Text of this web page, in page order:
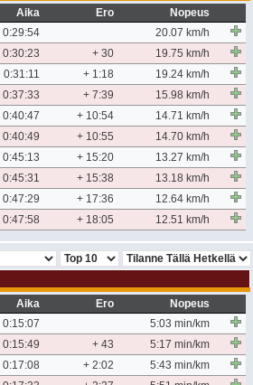
Aika Ero
Nopeus
0:29:54
20.07 km/h
0:30:23 + 30
19.75 km/h
0:31:11 + 1:18
19.24 km/h
0:37:33 + 7:39
15.98 km/h
0:40:47 + 10:54
14.71 km/h
0:40:49 + 10:55
14.70 km/h
0:45:13 + 15:20
13.27 km/h
0:45:31 + 15:38
13.18 km/h
0:47:29 + 17:36
12.64 km/h
0:47:58 + 18:05 12.51 km/h
Aika Ero
Nopeus
0:15:07
5:03 min/km
0:15:49 + 43
5:17 min/km
0:17:08 + 2:02
5:43 min/km